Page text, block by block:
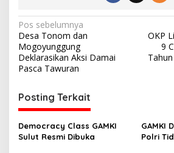
N
a
v
g
a
s
Pos sebelumnya
Desa Tonom dan
Mogoyunggung
Deklarasikan Aksi Damai
Pasca Tawuran
OKP
9
Posting Terkait
Democracy Class GAMKI
Sulut Resmi Dibuka
GAMKI
Polri